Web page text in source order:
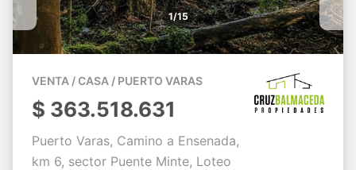
1/15
VENTA / CASA / PUERTO VARAS
$ 363.518.631
Puerto Varas, Camino a Ensenada,
km 6, sector Puente Minte, Loteo